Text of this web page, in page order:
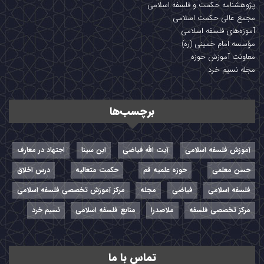
برای دریافت ترجمه انگلیسی آن از
اینجااقدام کنید.
انتهای پیام/
پژوهشنامه حکمت و فلسفه اسلامی
مجمع عالی حکمت اسلامی
آموزه‌های فلسفه اسلامی
مؤسسه امام خمینی (ره)
معاونت آموزش حوزه
مجله نسیم خرد
برچسب‌ها
آموزش فلسفه اسلامی آیت الله فیاضی ابن سینا
اجتهاد در معارف
حسن معلمی
حوزه علمیه قم حکمت متعالیه
درس اخلاق
فلسفه اسلامی
فیاضی مجله
مرکز آموزش تخصصی فلسفه اسلامی
مرکز تخصصی فلسفه
ملاصدرا منابع فلسفه اسلامی نسیم خرد
تماس با ما